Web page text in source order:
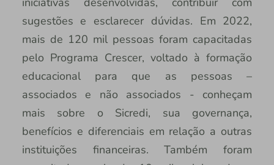
sugestões e esclarecer dúvidas. Em 2022,
mais de 120 mil pessoas foram capacitadas
pelo Programa Crescer, voltado à formação
educacional para que as pessoas –
associados e não associados - conheçam
mais sobre o Sicredi, sua governança,
benefícios e diferenciais em relação a outras
instituições financeiras. Também foram